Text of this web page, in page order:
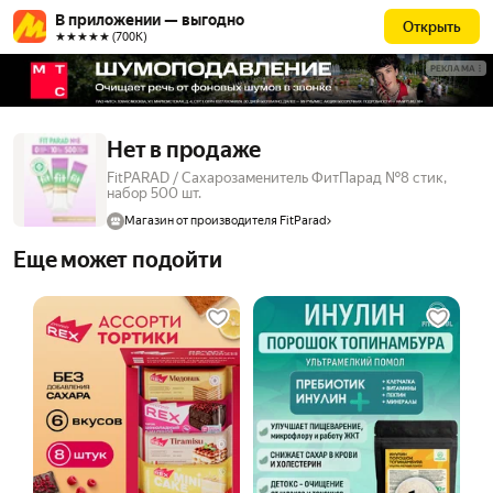
В приложении — выгодно
★★★★★ (700К)
Открыть
РЕКЛАМА
Нет в продаже
FitPARAD / Сахарозаменитель ФитПарад №8 стик,
набор 500 шт.
Магазин от производителя FitParad
Еще может подойти